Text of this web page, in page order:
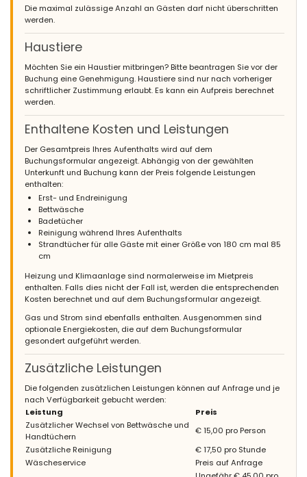
Die maximal zulässige Anzahl an Gästen darf nicht überschritten
werden.
Haustiere
Möchten Sie ein Haustier mitbringen? Bitte beantragen Sie vor der
Buchung eine Genehmigung. Haustiere sind nur nach vorheriger
schriftlicher Zustimmung erlaubt. Es kann ein Aufpreis berechnet
werden.
Enthaltene Kosten und Leistungen
Der Gesamtpreis Ihres Aufenthalts wird auf dem
Buchungsformular angezeigt. Abhängig von der gewählten
Unterkunft und Buchung kann der Preis folgende Leistungen
enthalten:
Erst- und Endreinigung
Bettwäsche
Badetücher
Reinigung während Ihres Aufenthalts
Strandtücher für alle Gäste mit einer Größe von 180 cm mal 85
cm
Heizung und Klimaanlage sind normalerweise im Mietpreis
enthalten. Falls dies nicht der Fall ist, werden die entsprechenden
Kosten berechnet und auf dem Buchungsformular angezeigt.
Gas und Strom sind ebenfalls enthalten. Ausgenommen sind
optionale Energiekosten, die auf dem Buchungsformular
gesondert aufgeführt werden.
Zusätzliche Leistungen
Die folgenden zusätzlichen Leistungen können auf Anfrage und je
nach Verfügbarkeit gebucht werden:
Leistung
Preis
Zusätzlicher Wechsel von Bettwäsche und
Handtüchern
€ 15,00 pro Person
Zusätzliche Reinigung
€ 17,50 pro Stunde
Wäscheservice
Preis auf Anfrage